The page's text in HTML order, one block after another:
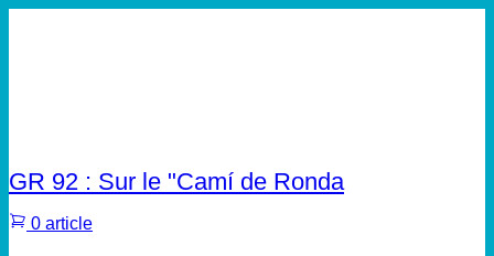
GR 92 : Sur le "Camí de Ronda
0 article